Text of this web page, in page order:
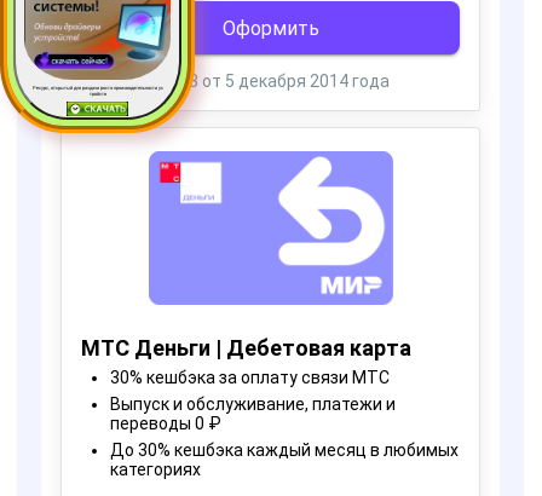
Ресурс, открытый для раздачи роста производительности ус
тройств